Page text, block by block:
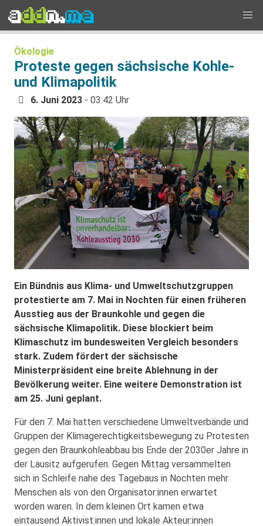
Ökologie
Proteste gegen sächsische Kohle-
und Klimapolitik
6. Juni 2023 - 03:42 Uhr
Ein Bündnis aus Klima- und Umweltschutzgruppen
protestierte am 7. Mai in Nochten für einen früheren
Ausstieg aus der Braunkohle und gegen die
sächsische Klimapolitik. Diese blockiert beim
Klimaschutz im bundesweiten Vergleich besonders
stark. Zudem fördert der sächsische
Ministerpräsident eine breite Ablehnung in der
Bevölkerung weiter. Eine weitere Demonstration ist
am 25. Juni geplant.
Für den 7. Mai hatten verschiedene Umweltverbände und
Gruppen der Klimagerechtigkeitsbewegung zu Protesten
gegen den Braunkohleabbau bis Ende der 2030er Jahre in
der Lausitz aufgerufen. Gegen Mittag versammelten
sich in Schleife nahe des Tagebaus in Nochten mehr
Menschen als von den Organisator:innen erwartet
worden waren. In dem kleinen Ort kamen etwa
eintausend Aktivist:innen und lokale Akteur:innen